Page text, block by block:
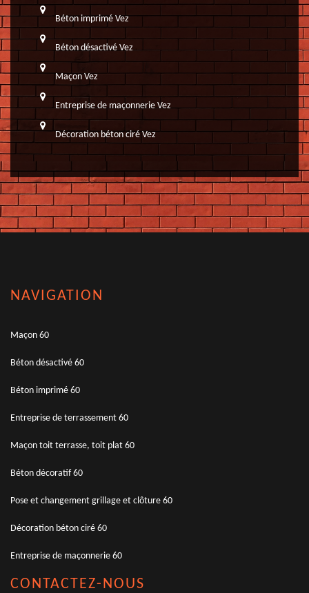
Béton imprimé Vez
Béton désactivé Vez
Maçon Vez
Entreprise de maçonnerie Vez
Décoration béton ciré Vez
NAVIGATION
Maçon 60
Béton désactivé 60
Béton imprimé 60
Entreprise de terrassement 60
Maçon toit terrasse, toit plat 60
Béton décoratif 60
Pose et changement grillage et clôture 60
Décoration béton ciré 60
Entreprise de maçonnerie 60
CONTACTEZ-NOUS